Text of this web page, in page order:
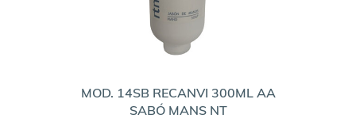
MOD. 14SB RECANVI 300ML AA
SABÓ MANS NT